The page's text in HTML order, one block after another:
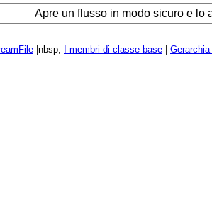
Apre un flusso in modo sicuro e lo
|nbsp; I membri di classe base